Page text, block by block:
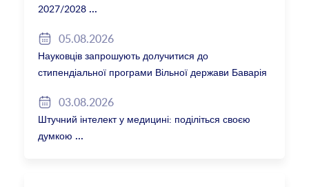
2027/2028
05.08.2026
Науковців запрошують долучитися до
стипендіальної програми Вільної держави Баварія
03.08.2026
Штучний інтелект у медицині: поділіться своєю
думкою